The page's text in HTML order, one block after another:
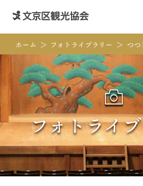
ホーム フォトライブラリー つつ
フォトライ